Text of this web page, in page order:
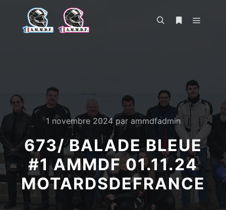
1 novembre 2024par ammdfadmin
673/ BALADE BLEUE
#1 AMMDF 01.11.24
MOTARDSDEFRANCE